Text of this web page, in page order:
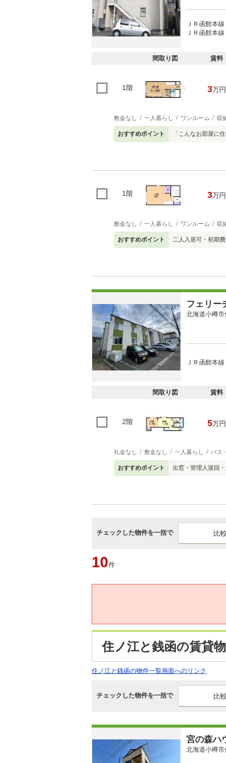
ＪＲ函館本
ＪＲ函館本
間取り図 賃料
1階 3万円
敷金なし 一人暮らし ワンルーム 収
おすすめポイント 「こんなお部屋に
1階 3万円
敷金なし 一人暮らし ワンルーム 収
おすすめポイント 二人入居可・初期
フェリー
北海道小樽市
ＪＲ函館本
間取り図 賃料
2階 5万円
礼金なし 敷金なし 一人暮らし バス
おすすめポイント 出窓・管理人巡回
チェックした物件を一括で
10件
住ノ江と銭函の賃貸
住ノ江と銭函の物件一覧画面へのリンク
チェックした物件を一括で
宮の森ハ
北海道小樽市